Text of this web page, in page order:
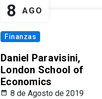
8 AGO
Finanzas
Daniel Paravisini,
London School of
Economics
8 de Agosto de 2019